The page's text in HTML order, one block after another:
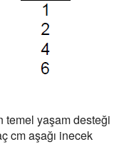
temel yaşam desteği
cm aşağı inecek